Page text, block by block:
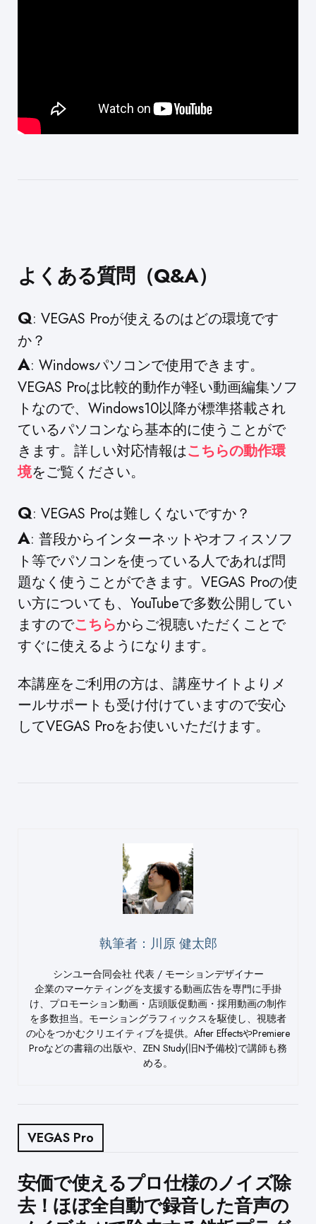
よくある質問（Q&A）
Q: VEGAS Proが使えるのはどの環境です
か？
A: Windowsパソコンで使用できます。
VEGAS Proは比較的動作が軽い動画編集ソフ
トなので、Windows10以降が標準搭載され
ているパソコンなら基本的に使うことがで
きます。詳しい対応情報はこちらの動作環
境をご覧ください。
Q: VEGAS Proは難しくないですか？
A: 普段からインターネットやオフィスソフ
ト等でパソコンを使っている人であれば問
題なく使うことができます。VEGAS Proの使
い方についても、YouTubeで多数公開してい
ますのでこちらからご視聴いただくことで
すぐに使えるようになります。
本講座をご利用の方は、講座サイトよりメ
ールサポートも受け付けていますので安心
してVEGAS Proをお使いいただけます。
執筆者：川原 健太郎
シンユー合同会社 代表 / モーションデザイナー
企業のマーケティングを支援する動画広告を専門に手掛
け、プロモーション動画・店頭販促動画・採用動画の制作
を多数担当。モーショングラフィックスを駆使し、視聴者
の心をつかむクリエイティブを提供。After EffectsやPremiere
Proなどの書籍の出版や、ZEN Study(旧N予備校)で講師も務
める。
VEGAS Pro
Post
navigation
安価で使えるプロ仕様のノイズ除
去！ほぼ全自動で録音した音声の